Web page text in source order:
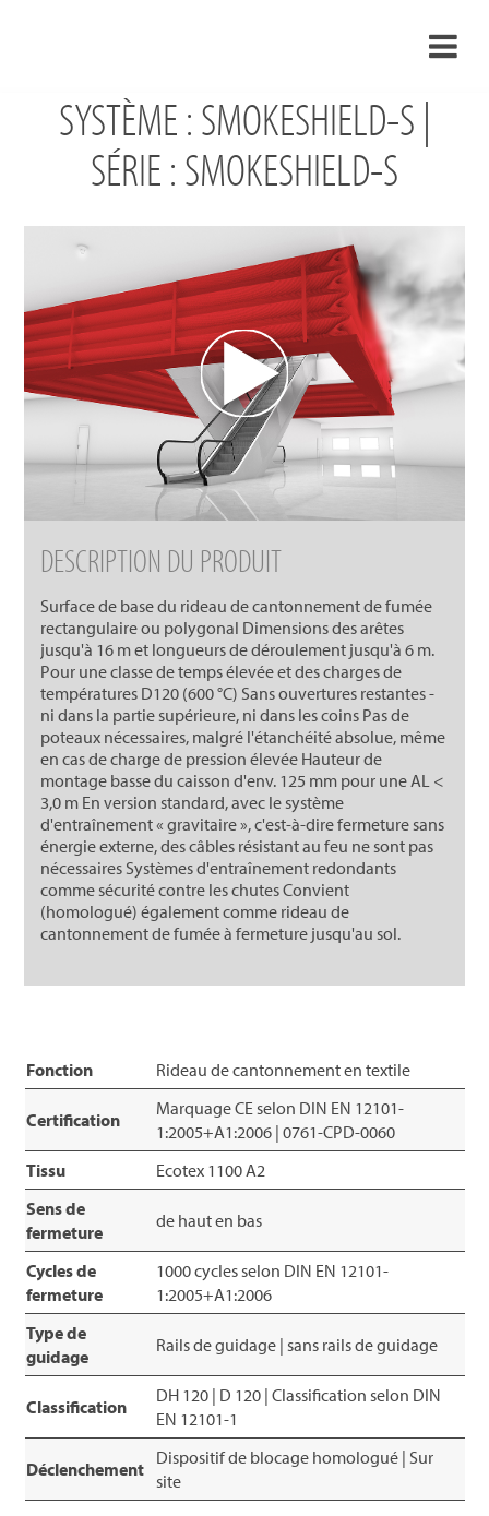
À propos de nous
Références
›
Mondes thématiques
Actualités
Contact
SYSTÈME : SMOKESHIELD-S |
SÉRIE : SMOKESHIELD-S
DESCRIPTION DU PRODUIT
Surface de base du rideau de cantonnement de fumée
rectangulaire ou polygonal Dimensions des arêtes
jusqu'à 16 m et longueurs de déroulement jusqu'à 6 m.
Pour une classe de temps élevée et des charges de
températures D120 (600 °C) Sans ouvertures restantes -
ni dans la partie supérieure, ni dans les coins Pas de
poteaux nécessaires, malgré l'étanchéité absolue, même
en cas de charge de pression élevée Hauteur de
montage basse du caisson d'env. 125 mm pour une AL <
3,0 m En version standard, avec le système
d'entraînement « gravitaire », c'est-à-dire fermeture sans
énergie externe, des câbles résistant au feu ne sont pas
nécessaires Systèmes d'entraînement redondants
comme sécurité contre les chutes Convient
(homologué) également comme rideau de
cantonnement de fumée à fermeture jusqu'au sol.
Fonction Rideau de cantonnement en textile
Certification
Marquage CE selon DIN EN 12101-
1:2005+A1:2006 | 0761-CPD-0060
Tissu
Ecotex 1100 A2
Sens de
fermeture
de haut en bas
Cycles de
fermeture
1000 cycles selon DIN EN 12101-
1:2005+A1:2006
Type de
guidage
Rails de guidage | sans rails de guidage
Classification
DH 120 | D 120 | Classification selon DIN
EN 12101-1
Déclenchement
Dispositif de blocage homologué | Sur
site